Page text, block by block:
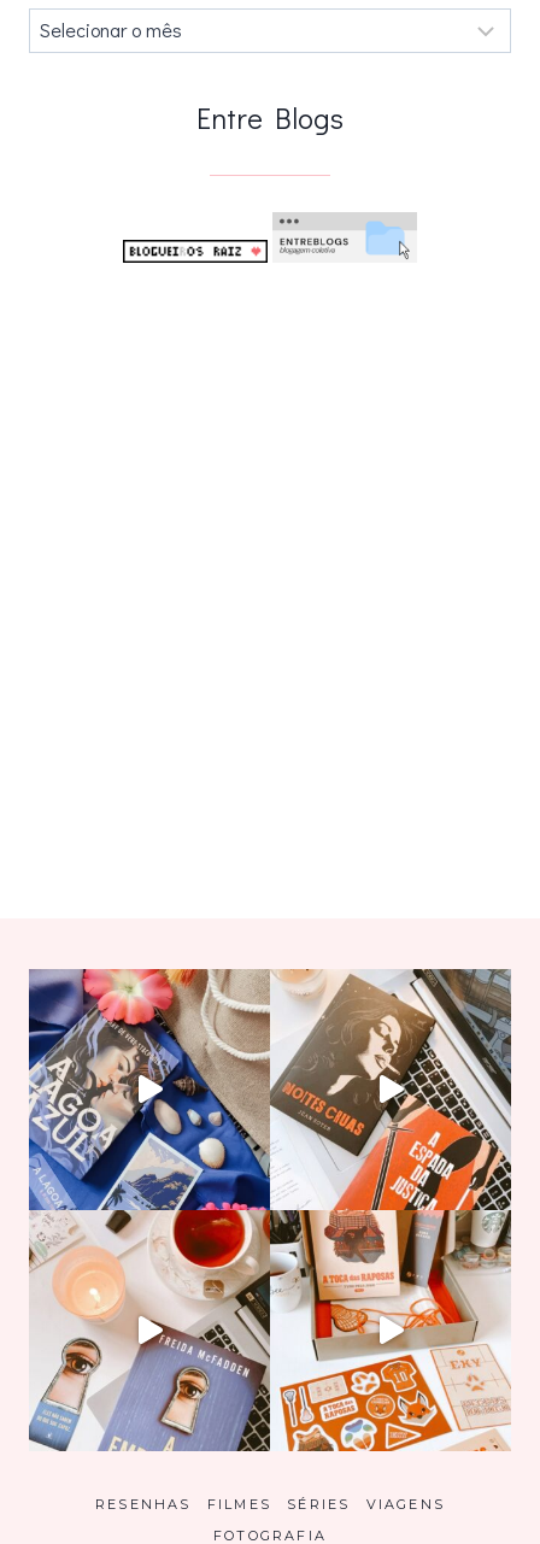
Arquivos
Entre Blogs
RESENHAS FILMES SÉRIES
VIAGENS
FOTOGRAFIA